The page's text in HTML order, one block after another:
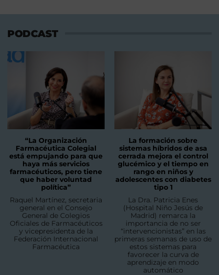
PODCAST
“La Organización
Farmacéutica Colegial
está empujando para que
haya más servicios
farmacéuticos, pero tiene
que haber voluntad
política”
Raquel Martínez, secretaria
general en el Consejo
General de Colegios
Oficiales de Farmacéuticos
y vicepresidenta de la
Federación Internacional
Farmacéutica
La formación sobre
sistemas híbridos de asa
cerrada mejora el control
glucémico y el tiempo en
rango en niños y
adolescentes con diabetes
tipo 1
La Dra. Patricia Enes
(Hospital Niño Jesús de
Madrid) remarca la
importancia de no ser
“intervencionistas” en las
primeras semanas de uso de
estos sistemas para
favorecer la curva de
aprendizaje en modo
automático